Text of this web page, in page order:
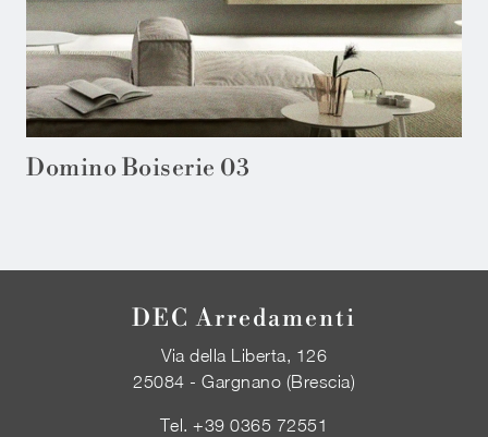
Domino Boiserie 03
DEC Arredamenti
Via della Liberta, 126
25084 - Gargnano (Brescia)
Tel.+39 0365 72551